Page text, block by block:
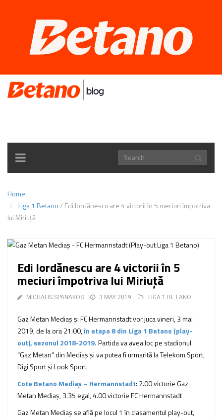
TOGGLE
NAVIGATION
Home
Liga 1 Betano/ Edi Iordănescu are 4 victorii în 5 meciuri împotriva
lui Miriuță
Edi Iordănescu are 4 victorii în 5
meciuri împotriva lui Miriuță
MICHALIS SPANAKOS 3 MAY 2019 LIGA 1 BETANO
Gaz Metan Mediaş şi FC Hermannstadt vor juca vineri, 3 mai
2019, de la ora 21:00,în etapa 8 din Liga 1 Betano (play-
out), sezonul 2018-2019.Partida va avea loc pe stadionul
“Gaz Metan” din Mediaş şi va putea fi urmarită la Telekom Sport,
Digi Sport şi Look Sport.
Cote Betano Mediaș – Hermannstadt: 2.00 victorie Gaz
Metan Mediaş, 3.35 egal, 4.00 victorie FC Hermannstadt
Gaz Metan Mediaş se află pe locul 1 în clasamentul play-out,